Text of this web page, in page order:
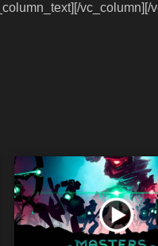
vc_column][/